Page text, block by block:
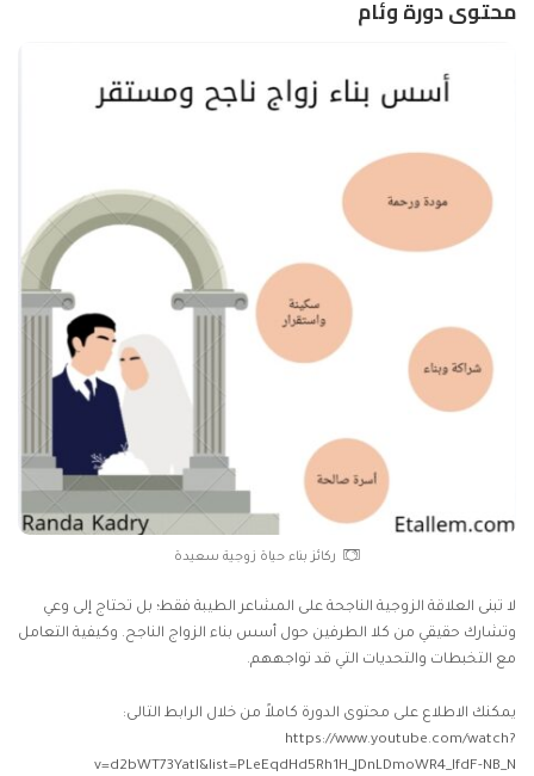
محتوى دورة وئام
ركائز بناء حياة زوجية سعيدة
لا تبنى العلاقة الزوجية الناجحة على المشاعر الطيبة فقط؛ بل تحتاج إلى وعي
وتشارك حقيقي من كلا الطرفين حول أسس بناء الزواج الناجح. وكيفية التعامل
مع التخبطات والتحديات التي قد تواجههم.
يمكنك الاطلاع على محتوى الدورة كاملاً من خلال الرابط التالى:
https://www.youtube.com/watch?
v=d2bWT73YatI&list=PLeEqdHd5Rh1H_JDnLDmoWR4_lfdF-NB_N